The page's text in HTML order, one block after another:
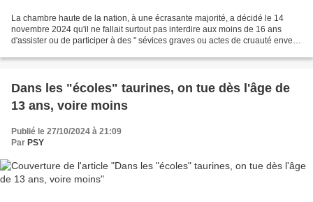
La chambre haute de la nation, à une écrasante majorité, a décidé le 14
novembre 2024 qu'il ne fallait surtout pas interdire aux moins de 16 ans
d'assister ou de participer à des " sévices graves ou actes de cruauté envers
Dans les "écoles" taurines, on tue dès l'âge de
13 ans, voire moins
Publié le 27/10/2024 à 21:09
Par PSY